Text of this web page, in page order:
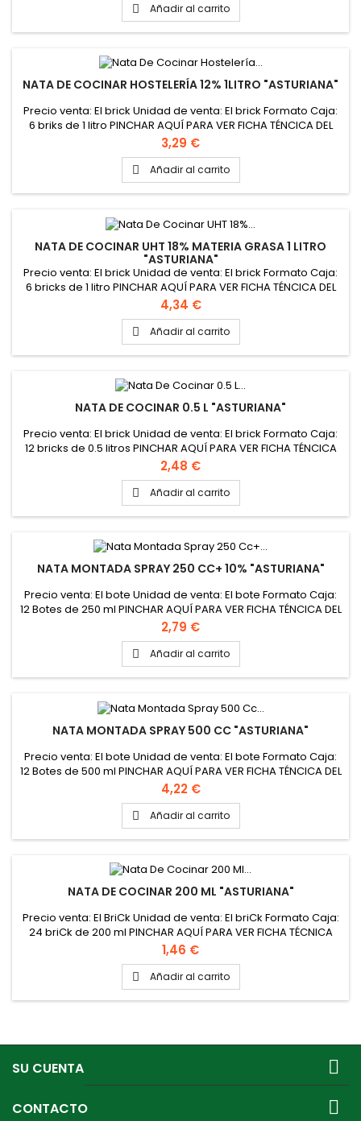
 Añadir al carrito
NATA DE COCINAR HOSTELERÍA 12% 1LITRO "ASTURIANA"
Precio venta: El brick Unidad de venta: El brick Formato Caja:
6 briks de 1 litro PINCHAR AQUÍ PARA VER FICHA TÉNCICA DEL
PRODUCTO
Precio
3,29 €
 Añadir al carrito
NATA DE COCINAR UHT 18% MATERIA GRASA 1 LITRO
"ASTURIANA"
Precio venta: El brick Unidad de venta: El brick Formato Caja:
6 bricks de 1 litro PINCHAR AQUÍ PARA VER FICHA TÉNCICA DEL
PRODUCTO
Precio
4,34 €
 Añadir al carrito
NATA DE COCINAR 0.5 L "ASTURIANA"
Precio venta: El brick Unidad de venta: El brick Formato Caja:
12 bricks de 0.5 litros PINCHAR AQUÍ PARA VER FICHA TÉNCICA
DEL PRODUCTO
Precio
2,48 €
 Añadir al carrito
NATA MONTADA SPRAY 250 CC+ 10% "ASTURIANA"
Precio venta: El bote Unidad de venta: El bote Formato Caja:
12 Botes de 250 ml PINCHAR AQUÍ PARA VER FICHA TÉNCICA DEL
PRODUCTO
Precio
2,79 €
 Añadir al carrito
NATA MONTADA SPRAY 500 CC "ASTURIANA"
Precio venta: El bote Unidad de venta: El bote Formato Caja:
12 Botes de 500 ml PINCHAR AQUÍ PARA VER FICHA TÉNCICA DEL
PRODUCTO
Precio
4,22 €
 Añadir al carrito
NATA DE COCINAR 200 ML "ASTURIANA"
Precio venta: El BriCk Unidad de venta: El briCk Formato Caja:
24 briCk de 200 ml PINCHAR AQUÍ PARA VER FICHA TÉCNICA
Precio
1,46 €
 Añadir al carrito
SU CUENTA 
CONTACTO 